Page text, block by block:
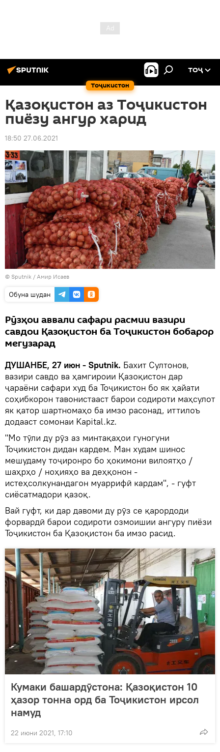
Тоҷикистон
ТОҶ
Қазоқистон аз Тоҷикистон
пиёзу ангур харид
18:50 27.06.2021
© Sputnik / Амир Исаев
Обуна шудан
Рӯзҳои аввали сафари расмии вазири
савдои Қазоқистон ба Тоҷикистон бобарор
мегузарад
ДУШАНБЕ, 27 июн - Sputnik. Бахит Султонов,
вазири савдо ва ҳамгироии Қазоқистон дар
ҷараёни сафари худ ба Тоҷикистон бо як ҳайати
соҳибкорон тавонистааст барои содироти маҳсулот
як қатор шартномаҳо ба имзо расонад, иттилоъ
додааст сомонаи Kapital.kz.
"Мо тӯли ду рӯз аз минтақаҳои гуногуни
Тоҷикистон дидан кардем. Ман худам шинос
мешудаму тоҷиронро бо ҳокимони вилоятҳо /
шаҳрҳо / ноҳияҳо ва деҳқонон -
истеҳсолкунандагон муаррифӣ кардам", - гуфт
сиёсатмадори қазоқ.
Вай гуфт, ки дар давоми ду рӯз се қарордоди
форвардӣ барои содироти озмоишии ангуру пиёзи
Тоҷикистон ба Қазоқистон ба имзо расид.
Кумаки башардӯстона: Қазоқистон 10
ҳазор тонна орд ба Тоҷикистон ирсол
намуд
22 июни 2021, 17:10